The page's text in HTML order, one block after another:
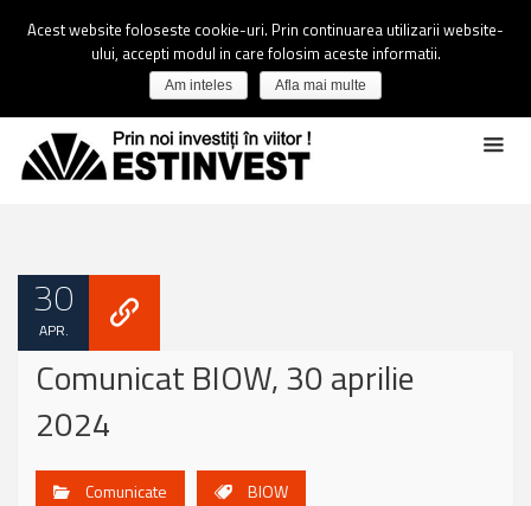
30
APR.
Comunicat BIOW, 30 aprilie
2024
Comunicate BIOW
Acest website foloseste cookie-uri. Prin continuarea utilizarii website-
ului, accepti modul in care folosim aceste informatii.
Am inteles Afla mai multe